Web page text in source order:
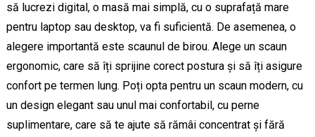
să lucrezi digital, o masă mai simplă, cu o suprafață mare
pentru laptop sau desktop, va fi suficientă. De asemenea, o
alegere importantă este scaunul de birou. Alege un scaun
ergonomic, care să îți sprijine corect postura și să îți asigure
confort pe termen lung. Poți opta pentru un scaun modern, cu
un design elegant sau unul mai confortabil, cu perne
suplimentare, care să te ajute să rămâi concentrat și fără